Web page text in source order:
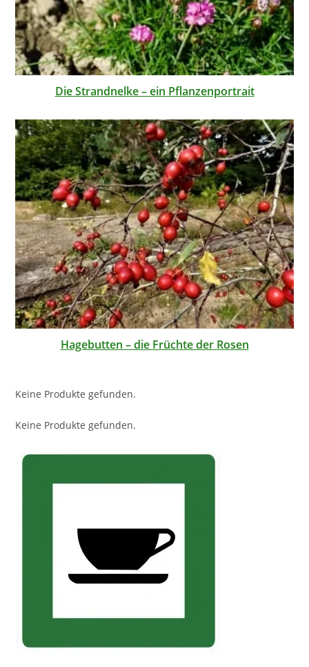
Die Strandnelke – ein Pflanzenportrait
Hagebutten – die Früchte der Rosen
Keine Produkte gefunden.
Keine Produkte gefunden.